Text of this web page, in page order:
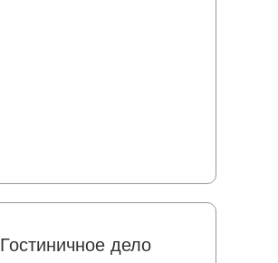
Гостиничное дело